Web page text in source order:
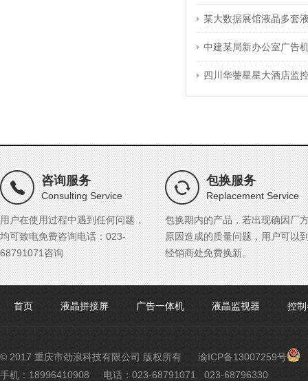
某大数据展馆液晶多套
中建某局新办公室广告
四川华蓥星星大酒店监
咨询服务
Consulting Service
用户在使用过程中遇到任何问题，
均可致电免费咨询电话：023-
68791071咨询
包换服务
Replacement Service
包换期内的产品，若出现确因厂
原因造成的质量问题，用户可以
经销商处免费换新。
首页 液晶拼接屏 广告一体机 液晶监视器 控
© 2017 重庆市劲浪科技有限公司 版权所有 渝ICP备13007259号 渝
手机：18996410908
电话：023-68791071 023-68796330